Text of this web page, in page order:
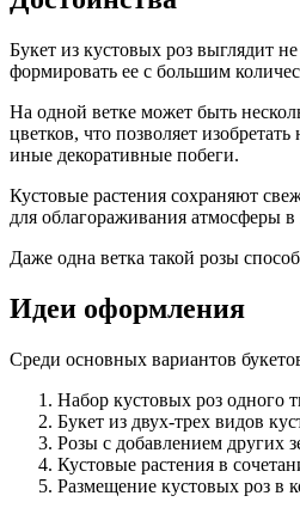
Букет из кустовых роз выглядит
формировать ее с большим
На одной ветке может быть
цветков, что позволяет
иные декоративные побеги.
Кустовые растения сохраняют
для облагораживания атмосферы
Даже одна ветка такой розы
Идеи оформления
Среди основных вариантов
Набор кустовых роз одного
Букет из двух-трех видов
Розы с добавлением других
Кустовые растения в
Размещение кустовых роз в